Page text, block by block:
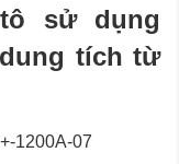
sử dụng
tích từ